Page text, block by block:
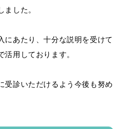
した。
にあたり、十分な説明を受けて
用しております。
受診いただけるよう今後も努め